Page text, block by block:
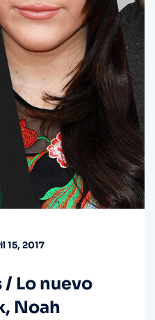
15, 2017
/ Lo nuevo
Noah